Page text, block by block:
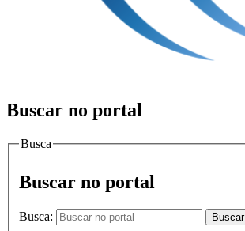
Buscar no portal
Busca
Buscar no portal
Busca: Buscar